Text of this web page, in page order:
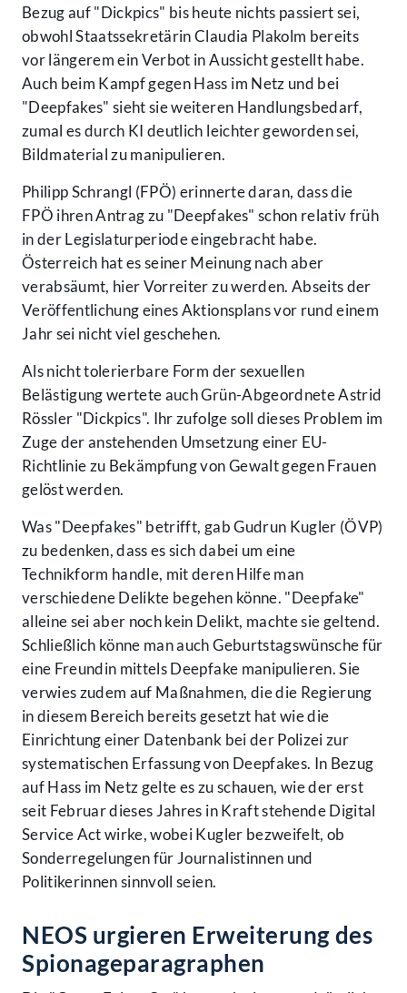
Bezug auf "Dickpics" bis heute nichts passiert sei,
obwohl Staatssekretärin Claudia Plakolm bereits
vor längerem ein Verbot in Aussicht gestellt habe.
Auch beim Kampf gegen Hass im Netz und bei
"Deepfakes" sieht sie weiteren Handlungsbedarf,
zumal es durch KI deutlich leichter geworden sei,
Bildmaterial zu manipulieren.
Philipp Schrangl (FPÖ) erinnerte daran, dass die
FPÖ ihren Antrag zu "Deepfakes" schon relativ früh
in der Legislaturperiode eingebracht habe.
Österreich hat es seiner Meinung nach aber
verabsäumt, hier Vorreiter zu werden. Abseits der
Veröffentlichung eines Aktionsplans vor rund einem
Jahr sei nicht viel geschehen.
Als nicht tolerierbare Form der sexuellen
Belästigung wertete auch Grün-Abgeordnete Astrid
Rössler "Dickpics". Ihr zufolge soll dieses Problem im
Zuge der anstehenden Umsetzung einer EU-
Richtlinie zu Bekämpfung von Gewalt gegen Frauen
gelöst werden.
Was "Deepfakes" betrifft, gab Gudrun Kugler (ÖVP)
zu bedenken, dass es sich dabei um eine
Technikform handle, mit deren Hilfe man
verschiedene Delikte begehen könne. "Deepfake"
alleine sei aber noch kein Delikt, machte sie geltend.
Schließlich könne man auch Geburtstagswünsche für
eine Freundin mittels Deepfake manipulieren. Sie
verwies zudem auf Maßnahmen, die die Regierung
in diesem Bereich bereits gesetzt hat wie die
Einrichtung einer Datenbank bei der Polizei zur
systematischen Erfassung von Deepfakes. In Bezug
auf Hass im Netz gelte es zu schauen, wie der erst
seit Februar dieses Jahres in Kraft stehende Digital
Service Act wirke, wobei Kugler bezweifelt, ob
Sonderregelungen für Journalistinnen und
Politikerinnen sinnvoll seien.
NEOS urgieren Erweiterung des
Spionageparagraphen